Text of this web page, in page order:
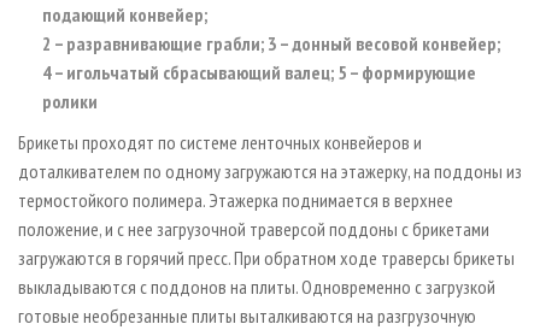
подающий конвейер;
2 – разравнивающие грабли; 3 – донный весовой конвейер;
4 – игольчатый сбрасывающий валец; 5 – формирующие
ролики
Брикеты проходят по системе ленточных конвейеров и
доталкивателем по одному загружаются на этажерку, на поддоны из
термостойкого полимера. Этажерка поднимается в верхнее
положение, и с нее загрузочной траверсой поддоны с брикетами
загружаются в горячий пресс. При обратном ходе траверсы брикеты
выкладываются с поддонов на плиты. Одновременно с загрузкой
готовые необрезанные плиты выталкиваются на разгрузочную